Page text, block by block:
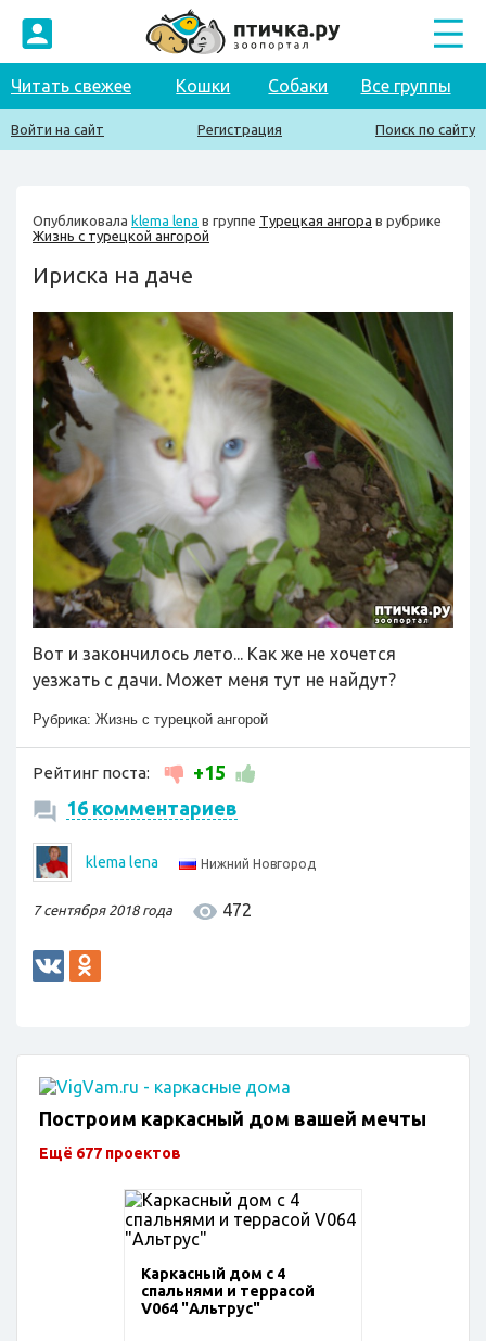
Читать свежее Кошки Собаки Все группы
Войти на сайт Регистрация Поиск по сайту
Опубликовала klema lena в группе Турецкая ангора в рубрике
Жизнь с турецкой ангорой
Ириска на даче
Вот и закончилось лето... Как же не хочется
уезжать с дачи. Может меня тут не найдут?
Рубрика: Жизнь с турецкой ангорой
Рейтинг поста:
+15
16 комментариев
klema lena Нижний Новгород
7 сентября 2018 года 472
Построим каркасный дом вашей мечты
Ещё 677 проектов
Каркасный дом с 4
спальнями и террасой
V064 "Альтрус"